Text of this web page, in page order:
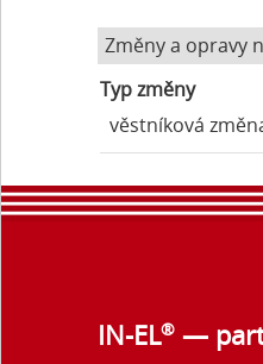
Změny a opravy
Typ změny
věstníková
IN-EL®—